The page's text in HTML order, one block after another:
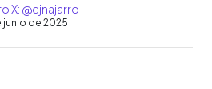
X: @cjnajarro
junio de 2025